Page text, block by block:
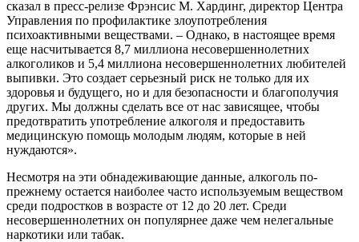
сказал в пресс-релизе Фрэнсис М. Хардинг, директор Центра
Управления по профилактике злоупотребления
психоактивными веществами. – Однако, в настоящее время
еще насчитывается 8,7 миллиона несовершеннолетних
алкоголиков и 5,4 миллиона несовершеннолетних любителей
выпивки. Это создает серьезный риск не только для их
здоровья и будущего, но и для безопасности и благополучия
других. Мы должны сделать все от нас зависящее, чтобы
предотвратить употребление алкоголя и предоставить
медицинскую помощь молодым людям, которые в ней
нуждаются».
Несмотря на эти обнадеживающие данные, алкоголь по-
прежнему остается наиболее часто используемым веществом
среди подростков в возрасте от 12 до 20 лет. Среди
несовершеннолетних он популярнее даже чем нелегальные
наркотики или табак.